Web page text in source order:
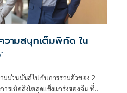
วามสนุกเต็มพิกัด ใน
มม่วนมันส์ไปกับการรวมตัวของ 2
เชิดสิงโตสุดแข็งแกร่งของจีน ที่